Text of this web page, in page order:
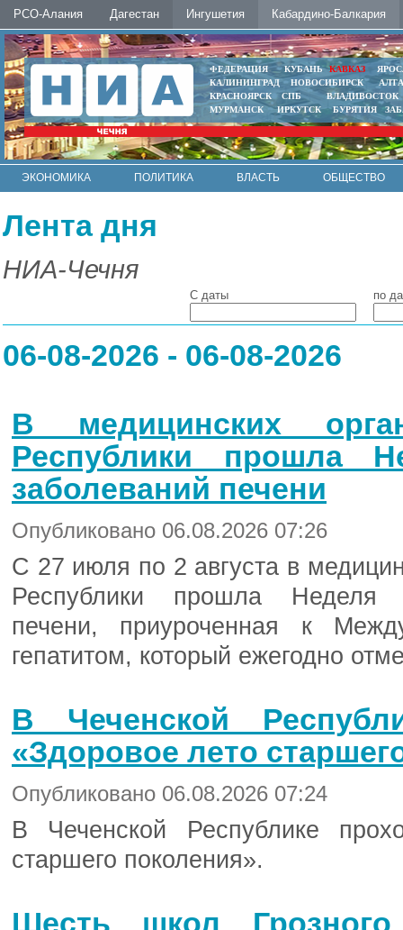
РСО-Алания Дагестан Ингушетия Кабардино-Балкария
ФЕДЕРАЦИЯ КУБАНЬ КАВКАЗ
КАЛИНИНГРАД
НОВОСИБИРСК
КРАСНОЯРСК
СПБ
ВЛАДИВОСТОК
МУРМАНСК
ИРКУТСК БУРЯТИЯ
ЭКОНОМИКА ПОЛИТИКА ВЛАСТЬ
ОБЩЕСТВО
Лента дня
НИА-Чечня
С даты по
06-08-2026 - 06-08-2026
В медицинских
Республики прошла
заболеваний печени
Опубликовано 06.08.2026 07:26
С 27 июля по 2 августа в
Республики прошла Неделя
печени, приуроченная к
гепатитом, который ежегодно
В Чеченской
«Здоровое лето
Опубликовано 06.08.2026 07:24
В Чеченской Республике
старшего поколения».
Шесть школ Грозного